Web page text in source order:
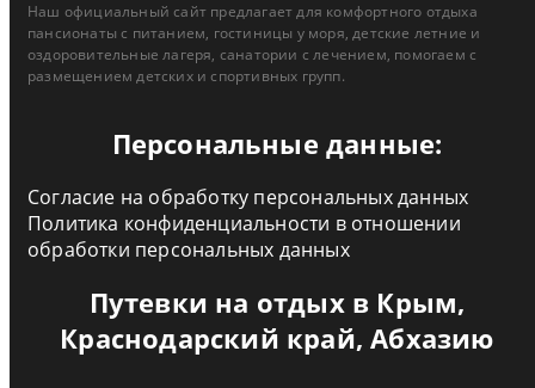
Наш официальный сайт предлагает для комфортного отдыха
пансионаты с питанием, гостиницы у моря, детские летние и
оздоровительные лагеря, санатории с лечением, помогаем с
размещением детских и спортивных групп.
Персональные данные:
Согласие на обработку персональных данных
Политика конфиденциальности в отношении
обработки персональных данных
Путевки на отдых в Крым,
Краснодарский край, Абхазию